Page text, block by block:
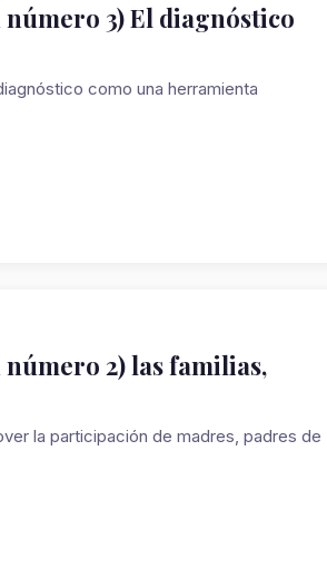
3) El diagnóstico
como una herramienta
2) las familias,
la participación de madres, padres de